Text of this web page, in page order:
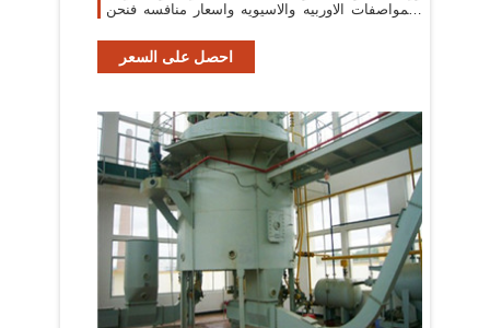
بالمواصفات الاوربيه والاسيويه واسعار منافسه فنحن
احصل على السعر